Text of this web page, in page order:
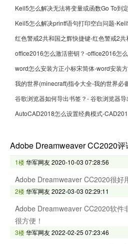
红色警戒2共和国之辉快捷键-红色警戒2
office2016怎么激活密钥？-office2016怎
word怎么安装方正小标宋简体-word安装
我的世界(minecraft)指令大全-我的世界必
谷歌浏览器如何导出书签？- 谷歌浏览器
AutoCAD2018怎么设置经典模式-
Adobe Dreamweaver CC2020评
1楼华军网友2020-10-03 07:28:56
Adobe Dreamweaver CC2020很好
2楼华军网友2022-03-03 02:29:11
Adobe Dreamweaver CC2020软件
很方便！
3楼华军网友2022-02-25 07:23:46